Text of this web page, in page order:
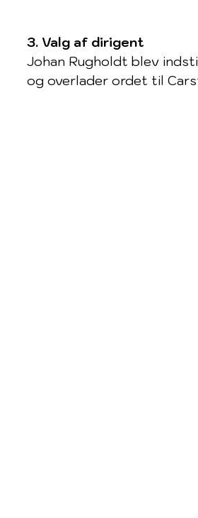
3. Valg af dirigent
Johan Rugholdt blev
og overlader ordet til